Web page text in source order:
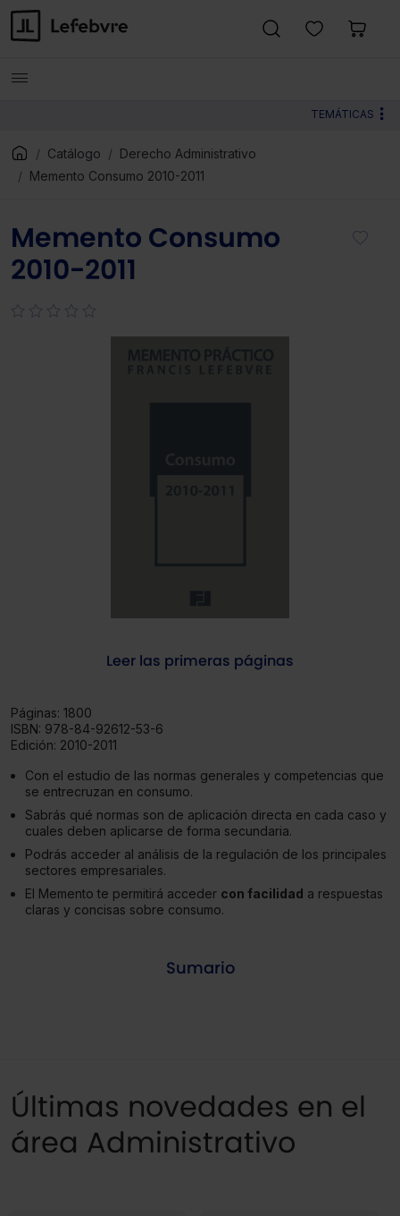
TEMÁTICAS
Catálogo
Derecho Administrativo
Memento Consumo 2010-2011
Memento Consumo
2010-2011
Leer las primeras páginas
Páginas: 1800
ISBN: 978-84-92612-53-6
Edición: 2010-2011
Con el estudio de las normas generales y competencias que
se entrecruzan en consumo.
Sabrás qué normas son de aplicación directa en cada caso y
cuales deben aplicarse de forma secundaria.
Podrás acceder al análisis de la regulación de los principales
sectores empresariales.
El Memento te permitirá acceder con facilidad a respuestas
claras y concisas sobre consumo.
Sumario
Últimas novedades en el
área Administrativo